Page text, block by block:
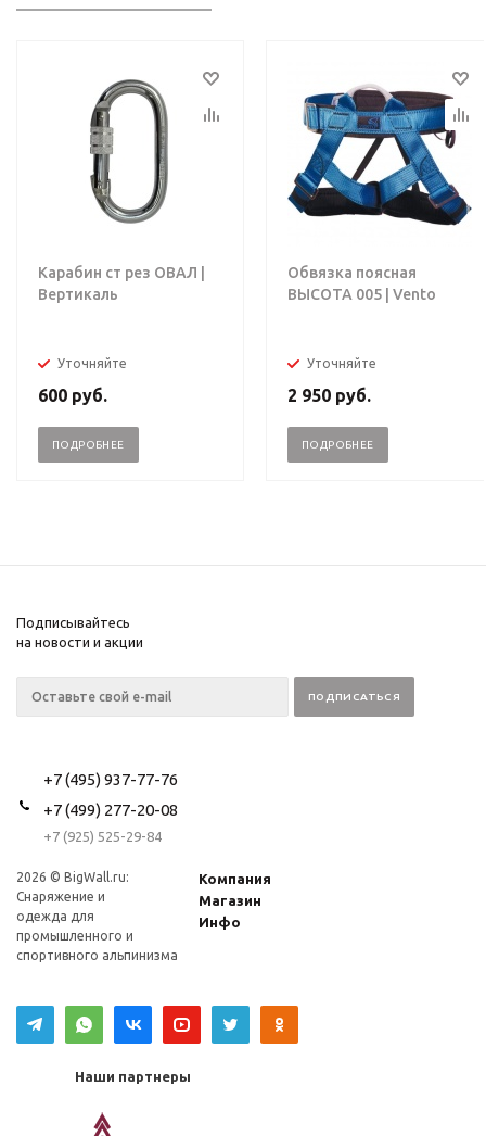
Карабин ст рез ОВАЛ |
Вертикаль
Уточняйте
600 руб.
ПОДРОБНЕЕ
Обвязка поясная
ВЫСОТА 005 | Vento
Уточняйте
2 950 руб.
ПОДРОБНЕЕ
Подписывайтесь
на новости и акции
+7 (495) 937-77-76
+7 (499) 277-20-08
+7 (925) 525-29-84
2026 © BigWall.ru:
Снаряжение и
одежда для
промышленного и
спортивного альпинизма
Компания
Магазин
Инфо
Наши партнеры